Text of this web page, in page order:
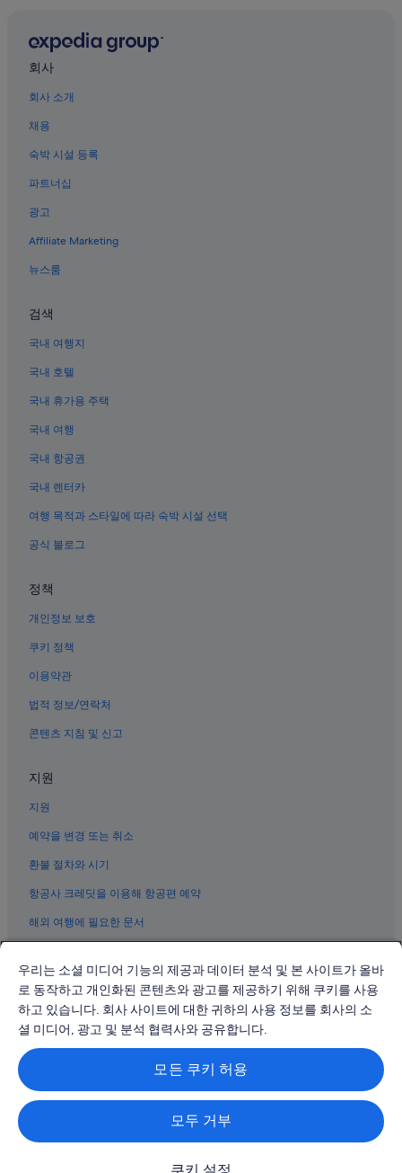
신방화역의 레지던스
송정역의 모텔
신방화역의 모텔
김포국제공항 근처 호텔
마곡역의 빌라
강서구의 공항 셔틀 제공 호텔
강서구의 가족 여행 호텔
강서구의 웨딩 호텔
강서구의 전자레인지 구비 호텔
김포공항역의 게스트하우스
송정역의 레지던스
신방화역의 게스트하우스
송정역의 인/여관
공항시장역 근처 호텔
신방화역의 아파트
방화역의 개인 별장
신방화역의 B&B
공항시장역의 모텔
마곡역의 인/여관
신방화역의 콘도
강서구의 온수 욕조가 있는 호텔
방화동의 5성급 호텔
김포공항역의 아파트
김포공항역의 모텔
방화역의 호스텔
강서구의 부티크 호텔
방화역의 아파트
송정역의 캡슐 호텔
송정역 근처 호텔
회사
회사 소개
채용
숙박 시설 등록
파트너십
광고
Affiliate Marketing
뉴스룸
검색
국내 여행지
국내 호텔
국내 휴가용 주택
국내 여행
국내 항공권
국내 렌터카
여행 목적과 스타일에 따라 숙박 시설 선택
공식 블로그
정책
개인정보 보호
쿠키 정책
이용약관
법적 정보/연락처
콘텐츠 지침 및 신고
지원
지원
예약을 변경 또는 취소
환불 절차와 시기
항공사 크레딧을 이용해 항공편 예약
해외 여행에 필요한 문서
© 2026 Expedia, Inc., Expedia Group 계열사. All rights reserved.
Expedia 및 비행기 로고는 Expedia, Inc.의 상표 또는 등록 상표입니다.
분쟁 해결: 전화: 02-3480-0118, 이메일: travel@support.expedia.co.kr
트래블파트너익스체인지코리아 주식회사. 사업자등록번호: 821-88-01025
익스피디아트래블코리아 주식회사, 서울특별시 종로구 종로5길 7(청진동).
관광사업자등록번호: 제2016-000008호, 통신판매업신고번호: 2015-서울
우리는 소셜 미디어 기능의 제공과 데이터 분석 및 본 사이트가 올바
로 동작하고 개인화된 콘텐츠와 광고를 제공하기 위해 쿠키를 사용
하고 있습니다. 회사 사이트에 대한 귀하의 사용 정보를 회사의 소
셜 미디어, 광고 및 분석 협력사와 공유합니다.
모든 쿠키 허용
모두 거부